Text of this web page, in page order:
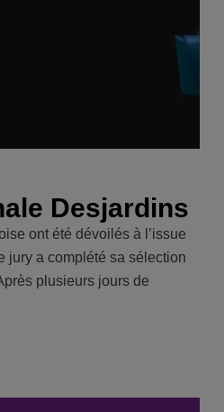
Desjardins
ont été dévoilés à l’issue
jury a complété sa sélection
plusieurs jours de